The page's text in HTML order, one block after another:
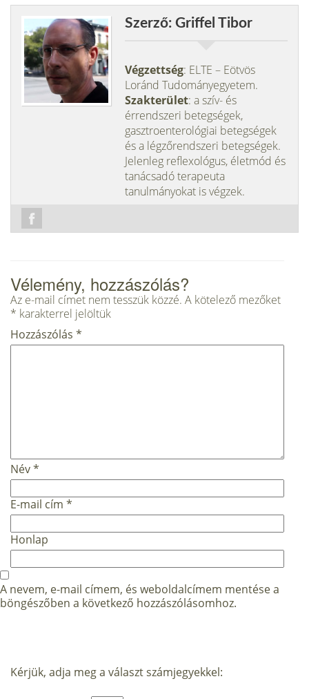
Szerző: Griffel Tibor
Végzettség: ELTE – Eötvös
Loránd Tudományegyetem.
Szakterület: a szív- és
érrendszeri betegségek,
gasztroenterológiai betegségek
és a légzőrendszeri betegségek.
Jelenleg reflexológus, életmód és
tanácsadó terapeuta
tanulmányokat is végzek.
Vélemény, hozzászólás?
Az e-mail címet nem tesszük közzé. A kötelező mezőket
* karakterrel jelöltük
Hozzászólás *
Név*
E-mail cím *
Honlap
A nevem, e-mail címem, és weboldalcímem mentése a
böngészőben a következő hozzászólásomhoz.
Kérjük, adja meg a választ számjegyekkel: